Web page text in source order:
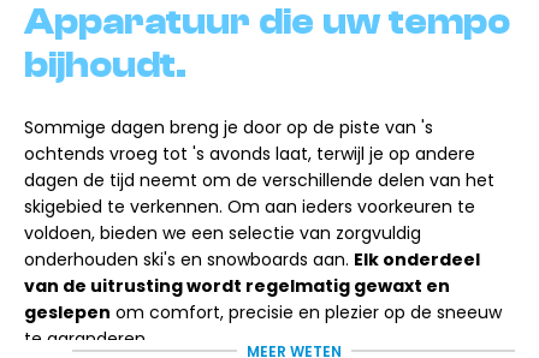
Apparatuur die uw tempo
bijhoudt.
Sommige dagen breng je door op de piste van 's
ochtends vroeg tot 's avonds laat, terwijl je op andere
dagen de tijd neemt om de verschillende delen van het
skigebied te verkennen. Om aan ieders voorkeuren te
voldoen, bieden we een selectie van zorgvuldig
onderhouden ski's en snowboards aan. Elk onderdeel
van de uitrusting wordt regelmatig gewaxt en
geslepen om comfort, precisie en plezier op de sneeuw
te garanderen.
MEER WETEN